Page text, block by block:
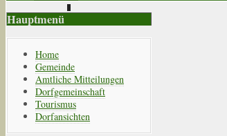
Hauptmenü
Home
Gemeinde
Amtliche Mitteilungen
Dorfgemeinschaft
Tourismus
Dorfansichten